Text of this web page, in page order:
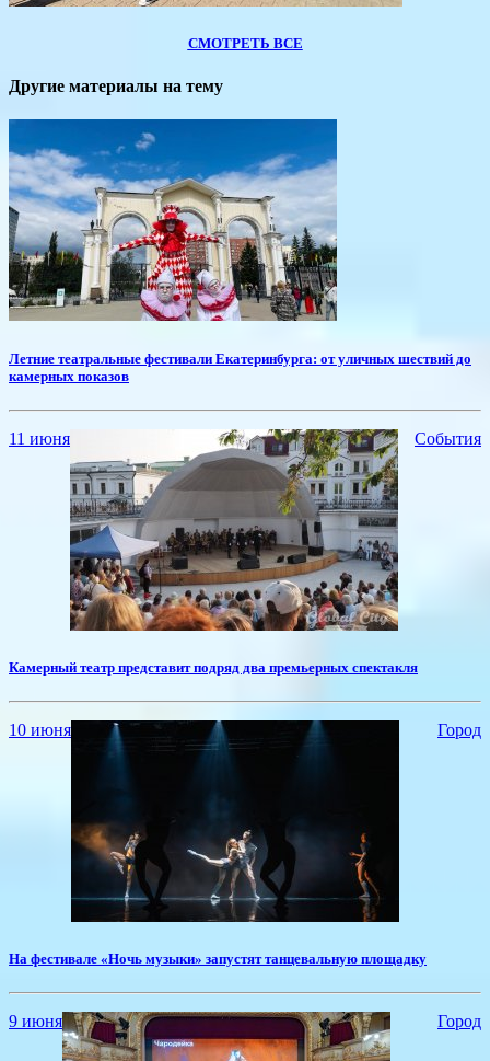
СМОТРЕТЬ ВСЕ
Другие материалы на тему
Летние театральные фестивали Екатеринбурга: от уличных шествий до
камерных показов
11 июня События
​Камерный театр представит подряд два премьерных спектакля
10 июня Город
​На фестивале «Ночь музыки» запустят танцевальную площадку
9 июня Город